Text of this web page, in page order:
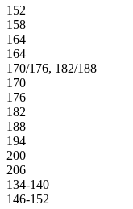
152
158
164
164
170/176, 182/188
170
176
182
188
194
200
206
134-140
146-152